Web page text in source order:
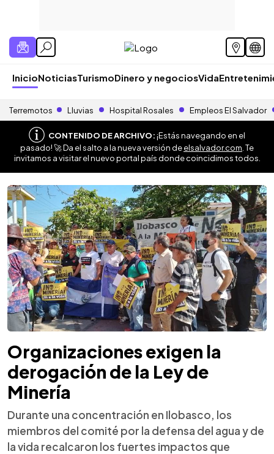
InicioNoticiasTurismoDinero y negociosVida
Terremotos Lluvias Hospital Rosales Empleos El Salvador
CONTENIDO DE ARCHIVO:¡Estás navegando en el
pasado! 🚀 Da el salto a la nueva versión deelsalvador.com . Te
invitamos a visitar el nuevo portal país donde coincidimos todos.
Organizaciones exigen la
derogación de la Ley de
Minería
Durante una concentración en Ilobasco, los
miembros del comité por la defensa del agua y de
la vida recalcaron los fuertes impactos que